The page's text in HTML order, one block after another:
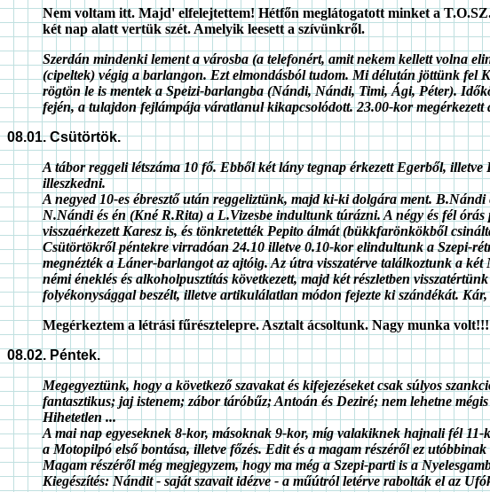
Nem voltam itt. Majd' elfelejtettem! Hétfőn meglátogatott minket a
két nap alatt vertük szét. Amelyik leesett a szívünkről.
Szerdán mindenki lement a városba (a telefonért, amit nekem kellett volna
(cipeltek) végig a barlangon. Ezt elmondásból tudom. Mi délután jöttünk fel
rögtön le is mentek a Speizi-barlangba (Nándi, Nándi, Timi, Ági, Péter).
fején, a tulajdon fejlámpája váratlanul kikapcsolódott. 23.00-kor
08.01. Csütörtök.
A tábor reggeli létszáma 10 fő. Ebből két lány tegnap érkezett Egerből,
illeszkedni.
A negyed 10-es ébresztő után reggeliztünk, majd ki-ki dolgára ment.
N.Nándi és én (Kné R.Rita) a L.Vizesbe indultunk túrázni. A négy és fél
visszaérkezett Karesz is, és tönkretették Pepito álmát (bükkfarönkökből
Csütörtökről péntekre virradóan 24.10 illetve 0.10-kor elindultunk a Szepi-
megnézték a Láner-barlangot az ajtóig. Az útra visszatérve találkoztunk a
némi éneklés és alkoholpusztítás következett, majd két részletben
folyékonysággal beszélt, illetve artikulálatlan módon fejezte ki szándékát.
Megérkeztem a létrási fűrésztelepre. Asztalt ácsoltunk. Nagy munka volt!!!
08.02. Péntek.
Megegyeztünk, hogy a következő szavakat és kifejezéseket csak súlyos
fantasztikus; jaj istenem; zábor táróbűz; Antoán és Deziré; nem lehetne
Hihetetlen ...
A mai nap egyeseknek 8-kor, másoknak 9-kor, míg valakiknek hajnali fél
a Motopilpó első bontása, illetve főzés. Edit és a magam részéről ez utóbbinak
Magam részéről még megjegyzem, hogy ma még a Szepi-parti is a
Kiegészítés: Nándit - saját szavait idézve - a műútról letérve rabolták el az